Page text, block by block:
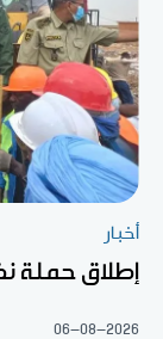
أخبار
إطلاق حملة
06-08-2026